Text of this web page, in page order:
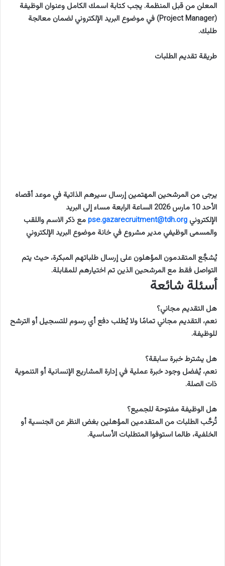
المعلن من قبل المنظمة. يجب كتابة اسمك الكامل وعنوان الوظيفة
(Project Manager) في موضوع البريد الإلكتروني لضمان معالجة
طلبك.
طريقة تقديم الطلبات
يرجى من المرشحين المهتمين إرسال سيرهم الذاتية في موعد أقصاه
الأحد 10 مارس 2026 الساعة الرابعة مساء إلى البريد
الإلكتروني pse.gazarecruitment@tdh.orgمع ذكر الاسم واللقب
والمسمى الوظيفي مدير مشروع في خانة موضوع البريد الإلكتروني
يُشجَّع المتقدمون المؤهلون على إرسال طلباتهم المبكرة، حيث يتم
التواصل فقط مع المرشحين الذين تم اختيارهم للمقابلة.
أسئلة شائعة
هل التقديم مجاني؟
نعم، التقديم مجاني تمامًا ولا يُطلب دفع أي رسوم للتسجيل أو الترشح
للوظيفة.
هل يشترط خبرة سابقة؟
نعم، يُفضل وجود خبرة عملية في إدارة المشاريع الإنسانية أو التنموية
ذات الصلة.
هل الوظيفة مفتوحة للجميع؟
تُرحَّب الطلبات من المتقدمين المؤهلين بغض النظر عن الجنسية أو
الخلفية، طالما استوفوا المتطلبات الأساسية.